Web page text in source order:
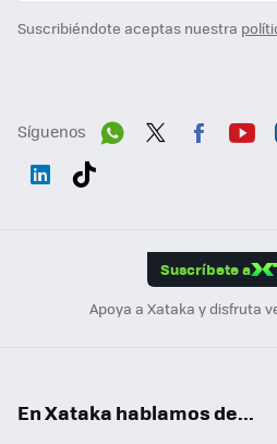
Suscribiéndote aceptas nuestra
Síguenos
Suscríbete a
Apoya a Xataka y disfruta
En Xataka hablamos de...